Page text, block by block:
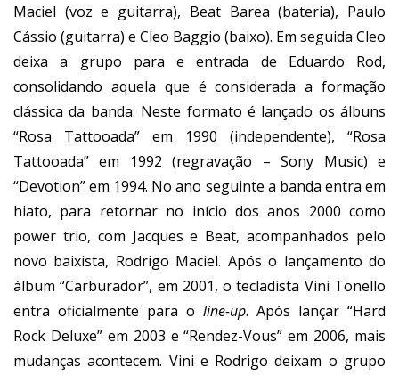
Maciel (voz e guitarra), Beat Barea (bateria), Paulo
Cássio (guitarra) e Cleo Baggio (baixo). Em seguida Cleo
deixa a grupo para e entrada de Eduardo Rod,
consolidando aquela que é considerada a formação
clássica da banda. Neste formato é lançado os álbuns
“Rosa Tattooada” em 1990 (independente), “Rosa
Tattooada” em 1992 (regravação – Sony Music) e
“Devotion” em 1994. No ano seguinte a banda entra em
hiato, para retornar no início dos anos 2000 como
power trio, com Jacques e Beat, acompanhados pelo
novo baixista, Rodrigo Maciel. Após o lançamento do
álbum “Carburador”, em 2001, o tecladista Vini Tonello
entra oficialmente para o line-up. Após lançar “Hard
Rock Deluxe” em 2003 e “Rendez-Vous” em 2006, mais
mudanças acontecem. Vini e Rodrigo deixam o grupo